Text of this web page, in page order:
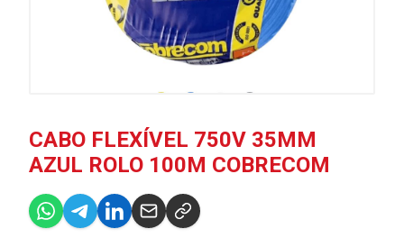
CABO FLEXÍVEL 750V 35MM
AZUL ROLO 100M COBRECOM